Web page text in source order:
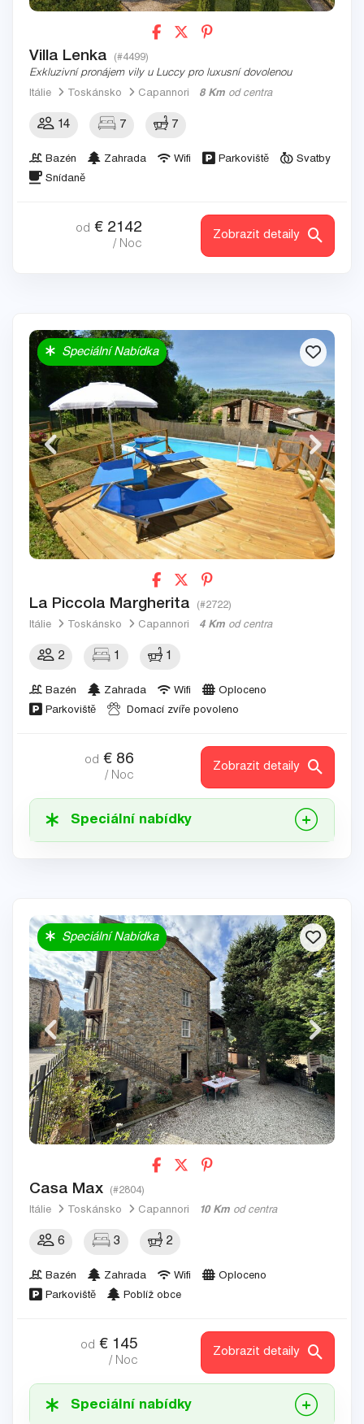
Villa Lenka (#4499)
Exkluzivní pronájem vily u Luccy pro luxusní dovolenou
Itálie
Toskánsko Capannori 8 Km od centra
14 7 7
Bazén Zahrada Wifi Parkoviště
Svatby
Snídaně
od € 2142
/ Noc
Zobrazit detaily
Speciální Nabídka
La Piccola Margherita (#2722)
Itálie Toskánsko Capannori 4 Km od centra
2 1 1
Bazén Zahrada Wifi
Oploceno
Parkoviště
Domací zvíře povoleno
od € 86
/ Noc
Zobrazit detaily
Speciální nabídky
Speciální Nabídka
Casa Max (#2804)
Itálie Toskánsko Capannori 10 Km od centra
6 3 2
Bazén Zahrada Wifi
Oploceno
Parkoviště
Poblíž obce
od € 145
/ Noc
Zobrazit detaily
Speciální nabídky